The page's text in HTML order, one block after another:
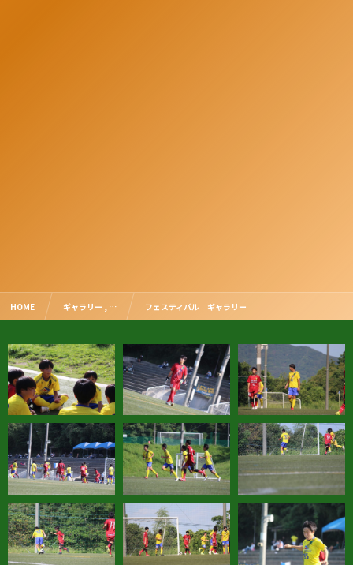
HOME ギャラリー , … フェスティバル ギャラリー